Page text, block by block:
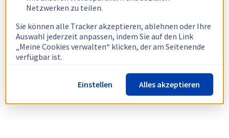
Netzwerken zu teilen.
Sie können alle Tracker akzeptieren, ablehnen oder Ihre
Auswahl jederzeit anpassen, indem Sie auf den Link
„Meine Cookies verwalten“ klicken, der am Seitenende
verfügbar ist.
Weitere Informationen finden Sie in unsererRichtlinie
zur Verwendung von Cookies.
Einstellen Alles akzeptieren